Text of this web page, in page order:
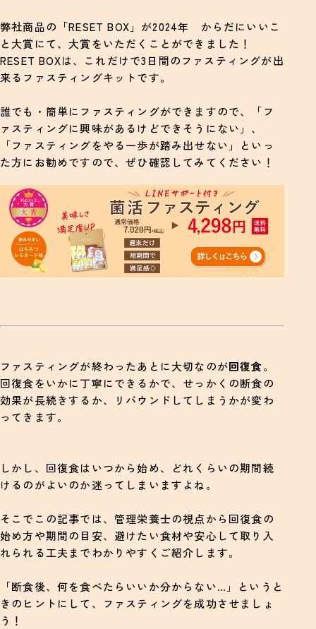
よくある質問
Q.1 回復食は翌朝から始めるのがいいの？
Q.2どれくらい続けるのが安全？
まとめ｜断食後は段階的な食事がポイント
弊社商品の「RESET BOX」が2024年 からだにいいこ
と大賞にて、大賞をいただくことができました！
RESET BOXは、これだけで3日間のファスティングが出
来るファスティングキットです。
誰でも・簡単にファスティングができますので、「フ
ァスティングに興味があるけどできそうにない」、
「ファスティングをやる一歩が踏み出せない」といっ
た方にお勧めですので、ぜひ確認してみてください！
ファスティングが終わったあとに大切なのが回復食。
回復食をいかに丁寧にできるかで、せっかくの断食の
効果が長続きするか、リバウンドしてしまうかが変わ
ってきます。
しかし、回復食はいつから始め、どれくらいの期間続
けるのがよいのか迷ってしまいますよね。
そこでこの記事では、管理栄養士の視点から回復食の
始め方や期間の目安、避けたい食材や安心して取り入
れられる工夫までわかりやすくご紹介します。
「断食後、何を食べたらいいか分からない…」というと
きのヒントにして、ファスティングを成功させましょ
う！